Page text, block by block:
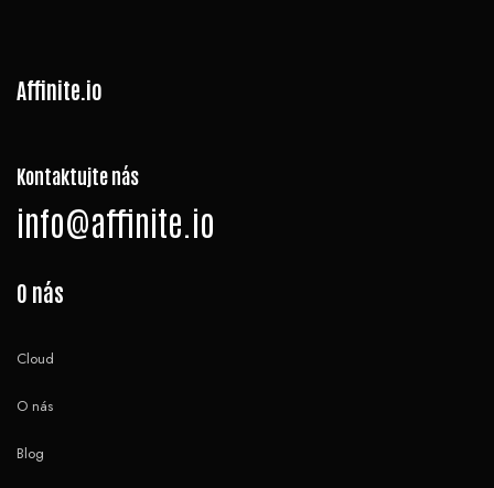
Affinite.io
Kontaktujte nás
info@affinite.io
O nás
Cloud
O nás
Blog